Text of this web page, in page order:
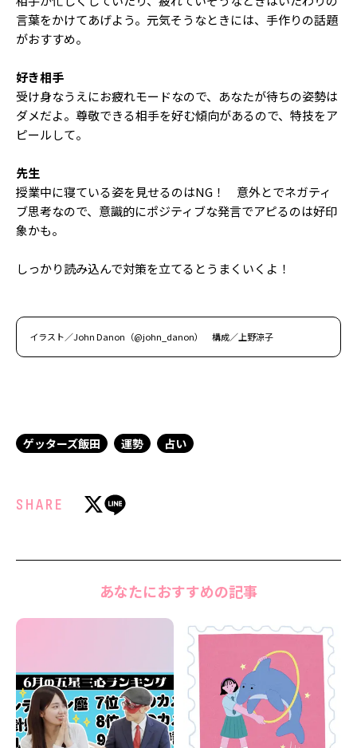
言葉をかけてあげよう。元気そうなときには、手作りの話題
がおすすめ。
好き相手
受け身なうえにお疲れモードなので、あなたが待ちの姿勢は
ダメだよ。尊敬できる相手を好む傾向があるので、特技をア
ピールして。
先生
授業中に寝ている姿を見せるのはNG！ 意外とでネガティ
ブ思考なので、意識的にポジティブな発言でアピるのは好印
象かも。
しっかり読み込んで対策を立てるとうまくいくよ！
イラスト／John Danon（@john_danon） 構成／上野涼子
ゲッターズ飯田 運勢 占い
SHARE
あなたにおすすめの記事